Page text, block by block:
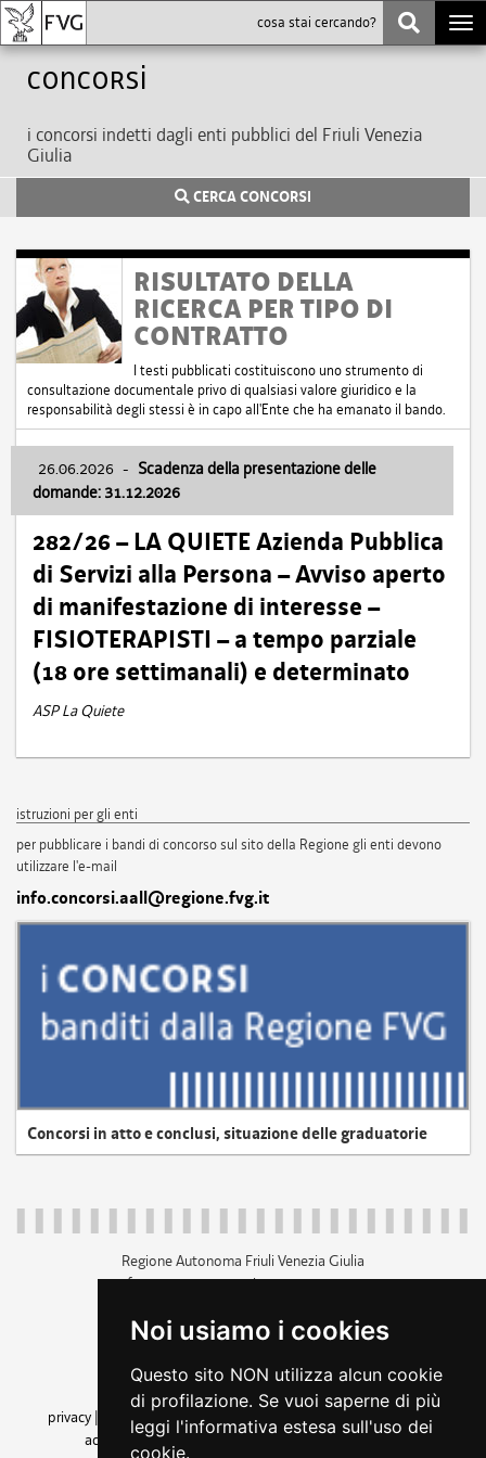
Noi usiamo i cookies
Questo sito NON utilizza alcun cookie
di profilazione. Se vuoi saperne di più
leggi l'informativa estesa sull'uso dei
cookie.
Concorsi
i concorsi indetti dagli enti pubblici del Friuli Venezia
Giulia
CERCA CONCORSI
RISULTATO DELLA
RICERCA PER TIPO DI
CONTRATTO
I testi pubblicati costituiscono uno strumento di
consultazione documentale privo di qualsiasi valore giuridico e la
responsabilità degli stessi è in capo all'Ente che ha emanato il bando.
26.06.2026 - Scadenza della presentazione delle
domande: 31.12.2026
282/26 – LA QUIETE Azienda Pubblica
di Servizi alla Persona – Avviso aperto
di manifestazione di interesse –
FISIOTERAPISTI – a tempo parziale
(18 ore settimanali) e determinato
ASP La Quiete
istruzioni per gli enti
per pubblicare i bandi di concorso sul sito della Regione gli enti devono
utilizzare l'e-mail
info.concorsi.aall@regione.fvg.it
Concorsi in atto e conclusi, situazione delle graduatorie
Regione Autonoma Friuli Venezia Giulia
c.f. 80014930327; p.iva 00526040324
+39 040 3771111
amministrazione trasparente
privacy
cookie |note legali accessibilità
dichiarazione di
accessibilità| feedback cambio preferenze cookie